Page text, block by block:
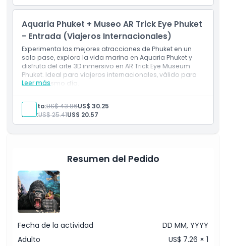
Aquaria Phuket + Museo AR Trick Eye Phuket
- Entrada (Viajeros Internacionales)
Experimenta las mejores atracciones de Phuket en un
solo pase, explora la vida marina en Aquaria Phuket y
disfruta del arte 3D inmersivo en AR Trick Eye Museum
Phuket. Ideal para viajeros internacionales, válido para
uso el mismo día.
Leer más
Explora Aquaria Phuket y Trick Eye Museum con un
solo boleto.
Combinación perfecta para viajeros
Adulto:US$ 43.86US$ 30.25
Niño:US$ 25.41US$ 20.57
Resumen del Pedido
Fecha de la actividad
DD MM, YYYY
Adulto
US$ 7.26 × 1